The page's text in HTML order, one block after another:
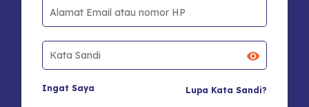
Ingat Saya Lupa Kata Sandi?